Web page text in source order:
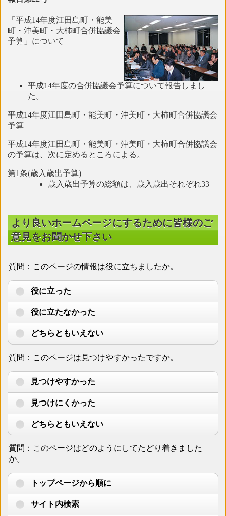
「平成14年度江田島町・能美
町・沖美町・大柿町合併協議会
予算」について
平成14年度の合併協議会予算について報告しまし
た。
平成14年度江田島町・能美町・沖美町・大柿町合併協議会
予算
平成14年度江田島町・能美町・沖美町・大柿町合併協議会
の予算は、次に定めるところによる。
第1条(歳入歳出予算)
歳入歳出予算の総額は、歳入歳出それぞれ33
より良いホームページにするために皆様のご
意見をお聞かせ下さい
質問：このページの情報は役に立ちましたか。
役に立った
役に立たなかった
どちらともいえない
質問：このページは見つけやすかったですか。
見つけやすかった
見つけにくかった
どちらともいえない
質問：このページはどのようにしてたどり着きました
か。
トップページから順に
サイト内検索